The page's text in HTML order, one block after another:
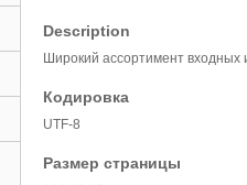
Description
Широкий ассортимент входных
Кодировка
UTF-8
Размер страницы